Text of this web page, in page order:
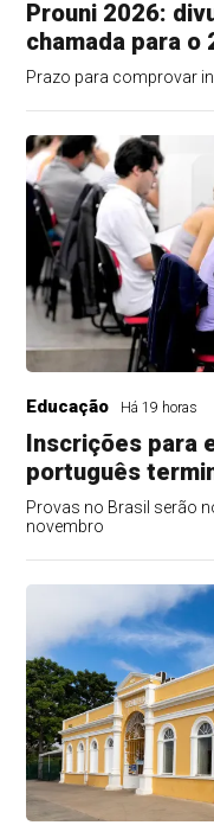
Prouni 2026:
chamada para o
Prazo para comprovar
Educação Há 19 horas
Inscrições para
português
Provas no Brasil serão
novembro